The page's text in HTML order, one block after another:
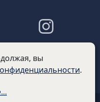
вы
.